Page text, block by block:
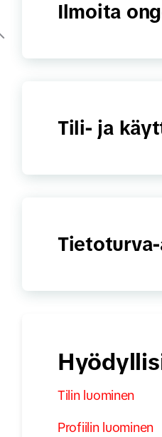
Ilmoita
Tili- ja
Tilin luominen
Profiilin luominen